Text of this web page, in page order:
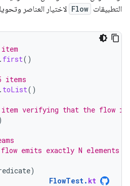
التطبيقات Flow لاختيار العناصر
first()
items
toList()
verifying that the flow is
emits exactly N elements
)
FlowTest. kt